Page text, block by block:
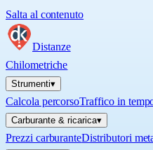
Salta al contenuto
Distanze
Chilometriche
Strumenti▾
Calcola percorsoTraffico in
Carburante & ricarica▾
Prezzi carburanteDistributori